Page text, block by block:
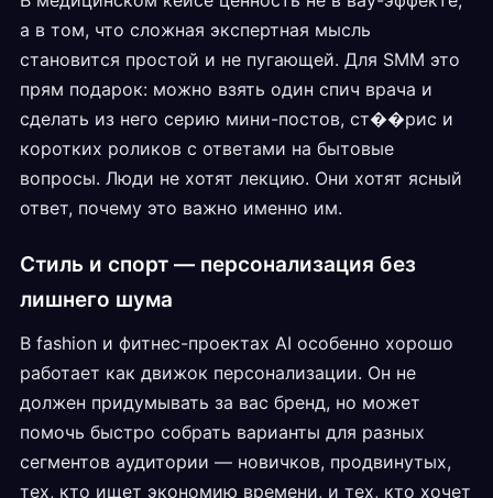
а в том, что сложная экспертная мысль
становится простой и не пугающей. Для SMM это
прям подарок: можно взять один спич врача и
сделать из него серию мини-постов, ст��рис и
коротких роликов с ответами на бытовые
вопросы. Люди не хотят лекцию. Они хотят ясный
ответ, почему это важно именно им.
Стиль и спорт — персонализация без
лишнего шума
В fashion и фитнес-проектах AI особенно хорошо
работает как движок персонализации. Он не
должен придумывать за вас бренд, но может
помочь быстро собрать варианты для разных
сегментов аудитории — новичков, продвинутых,
тех, кто ищет экономию времени, и тех, кто хочет